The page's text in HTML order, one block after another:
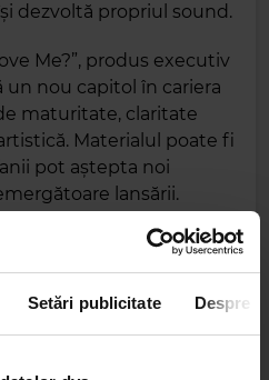
Setări publicitate Despre
dezvoltă propriul sound.
Me?”, produs executiv
un nou capitol în cariera
maturitate, claritate
Materialul poate fi
pot aștepta noi
lansării.